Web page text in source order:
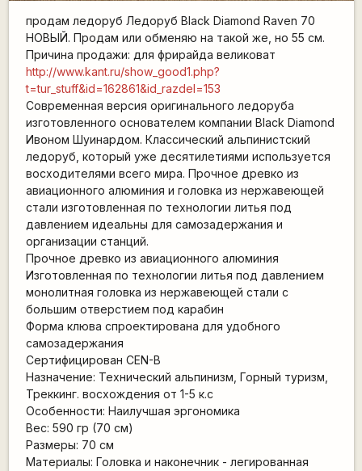
продам ледоруб Ледоруб Black Diamond Raven 70
НОВЫЙ. Продам или обменяю на такой же, но 55 см.
Причина продажи: для фрирайда великоват
http://www.kant.ru/show_good1.php?
t=tur_stuff&id=162861&id_razdel=153
Современная версия оригинального ледоруба
изготовленного основателем компании Black Diamond
Ивоном Шуинардом. Классический альпинистский
ледоруб, который уже десятилетиями используется
восходителями всего мира. Прочное древко из
авиационного алюминия и головка из нержавеющей
стали изготовленная по технологии литья под
давлением идеальны для самозадержания и
организации станций.
Прочное древко из авиационного алюминия
Изготовленная по технологии литья под давлением
монолитная головка из нержавеющей стали с
большим отверстием под карабин
Форма клюва спроектирована для удобного
самозадержания
Сертифицирован CEN-B
Назначение: Технический альпинизм, Горный туризм,
Треккинг. восхождения от 1-5 к.с
Особенности: Наилучшая эргономика
Вес: 590 гр (70 см)
Размеры: 70 см
Материалы: Головка и наконечник - легированная